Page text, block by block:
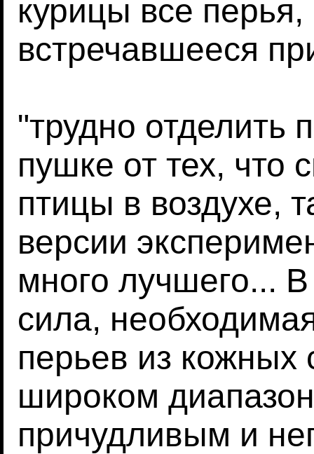
курицы все
встречавшееся
"трудно отделить
пушке от тех, что
птицы в воздухе,
версии
много лучшего... В
сила,
перьев из кожных
широком
причудливым и